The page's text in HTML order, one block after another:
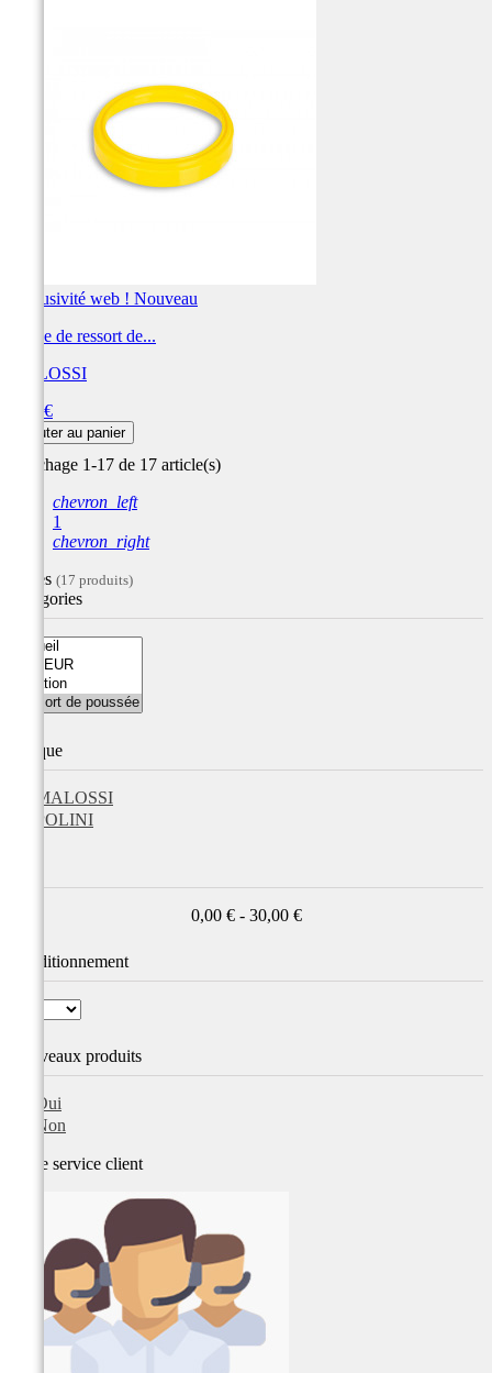
Exclusivité web ! Nouveau
Guide de ressort de...
MALOSSI
8,00 €
Ajouter au panier
Affichage 1-17 de 17 article(s)
chevron_left
1
chevron_right
Filtres (17 produits)
Catégories
Marque
MALOSSI
POLINI
0,00 € - 30,00 €
Conditionnement
Nouveaux produits
Oui
Non
Notre service client